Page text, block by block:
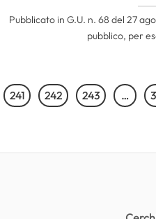
Pubblicato in G.U. n. 68 del 27
pubblico, per
241 242 243 …